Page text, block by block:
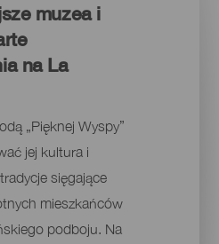
muzea i
na La
„Pięknej Wyspy”
jej kultura i
sięgające
mieszkańców
podboju. Na